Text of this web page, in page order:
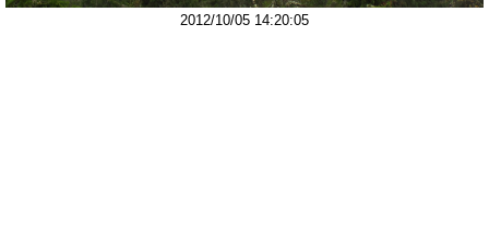
2012/10/05 14:20:05